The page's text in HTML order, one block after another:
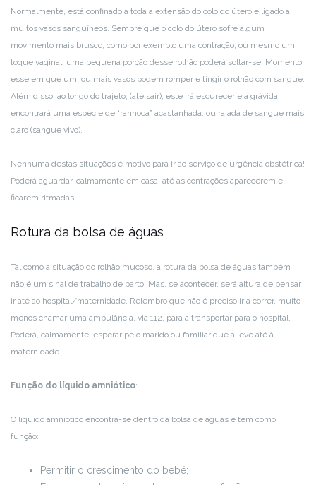
Normalmente, está confinado a toda a extensão do colo do útero e ligado a
muitos vasos sanguíneos. Sempre que o colo do útero sofre algum
movimento mais brusco, como por exemplo uma contração, ou mesmo um
toque vaginal, uma pequena porção desse rolhão poderá soltar-se. Momento
esse em que um, ou mais vasos podem romper e tingir o rolhão com sangue.
Além disso, ao longo do trajeto, (até sair), este irá escurecer e a grávida
encontrará uma espécie de “ranhoca” acastanhada, ou raiada de sangue mais
claro (sangue vivo).
Nenhuma destas situações é motivo para ir ao serviço de urgência obstétrica!
Poderá aguardar, calmamente em casa, até as contrações aparecerem e
ficarem ritmadas.
Rotura da bolsa de águas
Tal como a situação do rolhão mucoso, a rotura da bolsa de águas também
não é um sinal de trabalho de parto! Mas, se acontecer, será altura de pensar
ir até ao hospital/maternidade. Relembro que não é preciso ir a correr, muito
menos chamar uma ambulância, via 112, para a transportar para o hospital.
Poderá, calmamente, esperar pelo marido ou familiar que a leve até à
maternidade.
Função do líquido amniótico:
O líquido amniótico encontra-se dentro da bolsa de águas e tem como
função:
Permitir o crescimento do bebé;